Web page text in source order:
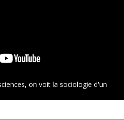
on voit la sociologie d'un